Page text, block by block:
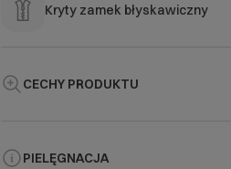
Kryty zamek błyskawiczny
CECHY PRODUKTU
PIELĘGNACJA